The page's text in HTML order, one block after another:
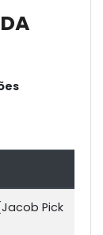
Pick